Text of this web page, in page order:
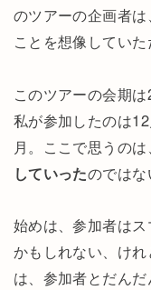
のツアーの企画者
ことを想像していた
このツアーの会期
私が参加したのは
月。ここで思うの
していったのではな
始めは、参加者は
かもしれない、け
は、参加者とだん